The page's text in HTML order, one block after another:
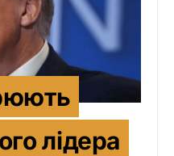
лідера